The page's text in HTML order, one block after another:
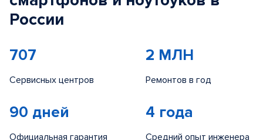
России
707
Сервисных центров
2 МЛН
Ремонтов в год
90 дней
Официальная гарантия
4 года
Средний опыт инженера